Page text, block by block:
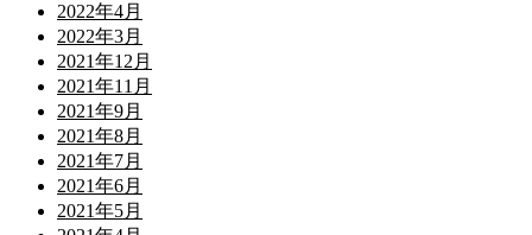
2022年4月
2022年3月
2021年12月
2021年11月
2021年9月
2021年8月
2021年7月
2021年6月
2021年5月